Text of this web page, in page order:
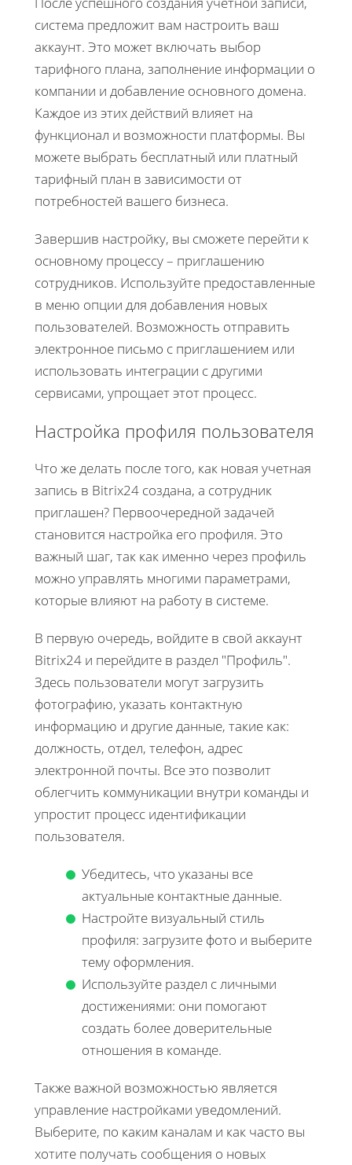
система предложит вам настроить ваш
аккаунт. Это может включать выбор
тарифного плана, заполнение информации о
компании и добавление основного домена.
Каждое из этих действий влияет на
функционал и возможности платформы. Вы
можете выбрать бесплатный или платный
тарифный план в зависимости от
потребностей вашего бизнеса.
Завершив настройку, вы сможете перейти к
основному процессу – приглашению
сотрудников. Используйте предоставленные
в меню опции для добавления новых
пользователей. Возможность отправить
электронное письмо с приглашением или
использовать интеграции с другими
сервисами, упрощает этот процесс.
Настройка профиля пользователя
Что же делать после того, как новая учетная
запись в Bitrix24 создана, а сотрудник
приглашен? Первоочередной задачей
становится настройка его профиля. Это
важный шаг, так как именно через профиль
можно управлять многими параметрами,
которые влияют на работу в системе.
В первую очередь, войдите в свой аккаунт
Bitrix24 и перейдите в раздел "Профиль".
Здесь пользователи могут загрузить
фотографию, указать контактную
информацию и другие данные, такие как:
должность, отдел, телефон, адрес
электронной почты. Все это позволит
облегчить коммуникации внутри команды и
упростит процесс идентификации
пользователя.
Убедитесь, что указаны все
актуальные контактные данные.
Настройте визуальный стиль
профиля: загрузите фото и выберите
тему оформления.
Используйте раздел с личными
достижениями: они помогают
создать более доверительные
отношения в команде.
Также важной возможностью является
управление настройками уведомлений.
Выберите, по каким каналам и как часто вы
хотите получать сообщения о новых